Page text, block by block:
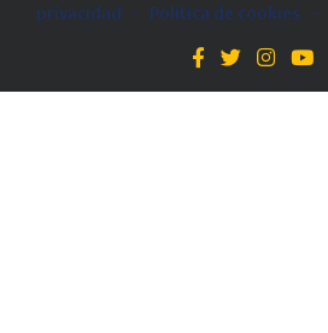
privacidad
- Política de cookies -